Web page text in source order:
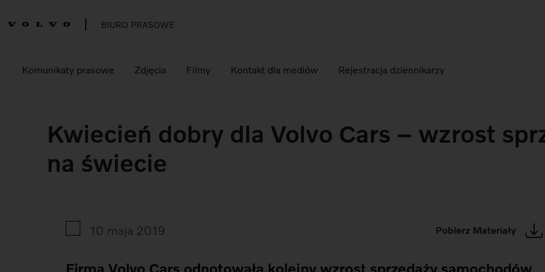
BIURO PRASOWE
Komunikaty prasowe Zdjęcia Filmy Kontakt dla mediów Rejestracja dziennikarzy
Kwiecień dobry dla Volvo Cars – wzrost
na świecie
10 maja 2019 Pobierz Materiały
Firma Volvo Cars odnotowała kolejny wzrost sprzedaży samochodów